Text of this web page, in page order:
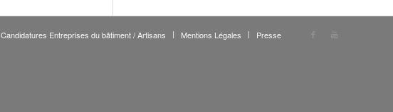
Candidatures Entreprises du bâtiment / Artisans Mentions Légales Presse